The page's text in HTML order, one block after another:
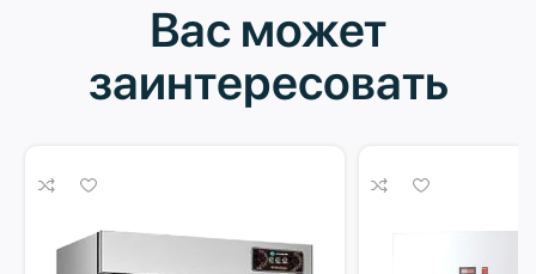
Вас может
заинтересовать